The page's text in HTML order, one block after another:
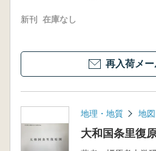
新刊 在庫なし
再入荷メ
地理・地質 地図
大和国条里復